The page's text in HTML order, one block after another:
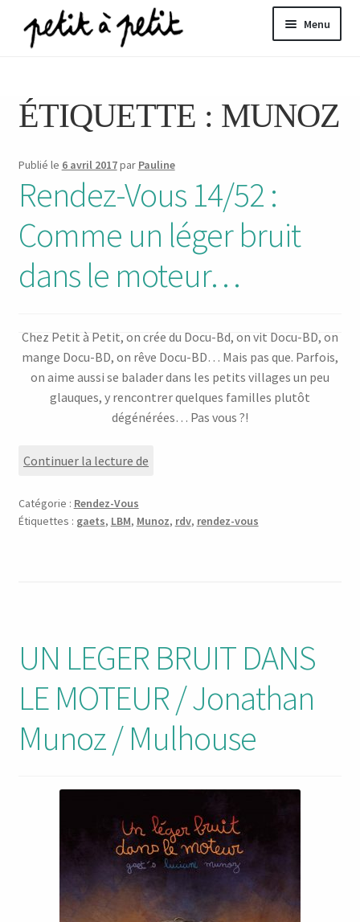
Aller
à
Aller
au
Menu
ÉTIQUETTE : MUNOZ
Publié le 6 avril 2017par Pauline
Rendez-Vous 14/52 :
Comme un léger bruit
dans le moteur…
Chez Petit à Petit, on crée du Docu-Bd, on vit Docu-BD, on
mange Docu-BD, on rêve Docu-BD… Mais pas que. Parfois,
on aime aussi se balader dans les petits villages un peu
glauques, y rencontrer quelques familles plutôt
dégénérées… Pas vous ?!
Continuer la lecture de
:
moteur…
Catégorie : Rendez-Vous
Étiquettes : gaets, LBM, Munoz, rdv, rendez-vous
UN LEGER BRUIT DANS
LE MOTEUR / Jonathan
Munoz / Mulhouse